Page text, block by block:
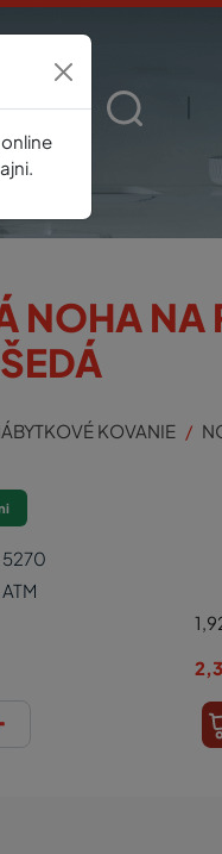
Kontakt
NOHA NA
KOVANIE
5270
ATM